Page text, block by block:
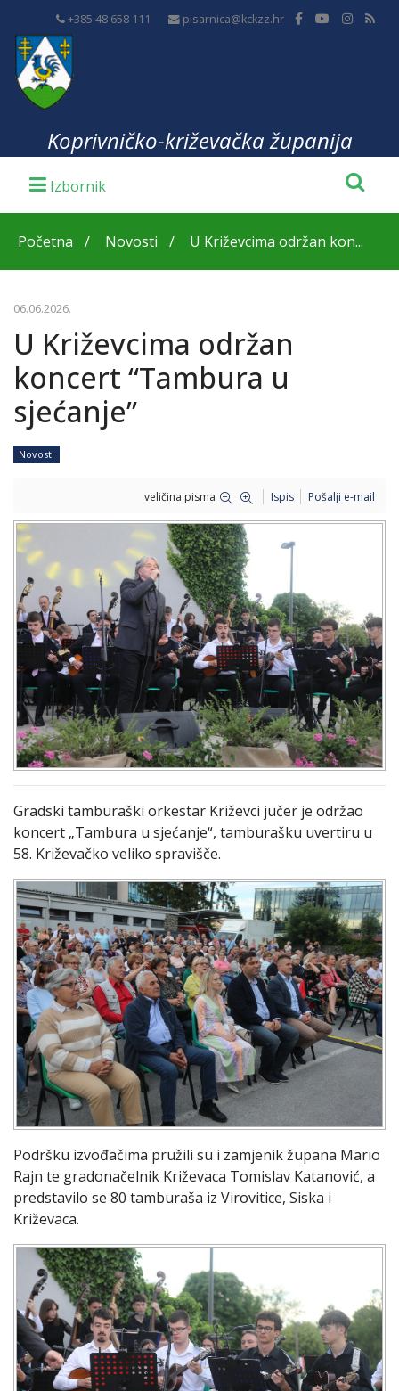
+385 48 658 111 pisarnica@kckzz.hr
Koprivničko-križevačka županija
Početna Novosti U Križevcima održan kon...
06.06.2026.
U Križevcima održan
koncert “Tambura u
sjećanje”
Novosti
veličina pisma Ispis Pošalji e-mail
Gradski tamburaški orkestar Križevci jučer je održao
koncert „Tambura u sjećanje“, tamburašku uvertiru u
58. Križevačko veliko spravišče.
Podršku izvođačima pružili su i zamjenik župana Mario
Rajn te gradonačelnik Križevaca Tomislav Katanović, a
predstavilo se 80 tamburaša iz Virovitice, Siska i
Križevaca.